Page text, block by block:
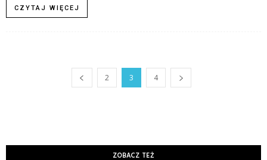
CZYTAJ WIĘCEJ
2 3 4
ZOBACZ TEŻ